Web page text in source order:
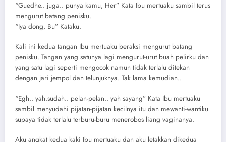
“Guedhe.. juga.. punya kamu, Her” Kata Ibu mertuaku sambil terus
mengurut batang penisku.
“Iya dong, Bu” Kataku.
Kali ini kedua tangan Ibu mertuaku beraksi mengurut batang
penisku. Tangan yang satunya lagi mengurut-urut buah pelirku dan
yang satu lagi seperti mengocok namun tidak terlalu ditekan
dengan jari jempol dan telunjuknya. Tak lama kemudian..
“Egh.. yah.sudah.. pelan-pelan.. yah sayang” Kata Ibu mertuaku
sambil menyudahi pijatan-pijatan kecilnya itu dan mewanti-wantiku
supaya tidak terlalu terburu-buru menerobos liang vaginanya.
Aku angkat kedua kaki Ibu mertuaku dan aku letakkan dikedua